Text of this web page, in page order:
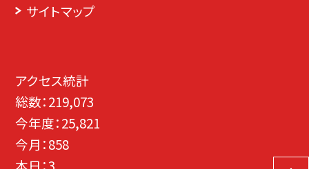
サイトマップ
アクセス統計
総数：219,073
今年度：25,821
今月：858
本日：3